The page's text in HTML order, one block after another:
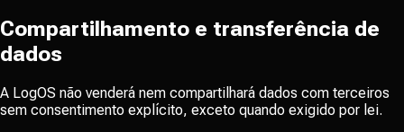
Compartilhamento e transferência de
dados
A LogOS não venderá nem compartilhará dados com terceiros
sem consentimento explícito, exceto quando exigido por lei.